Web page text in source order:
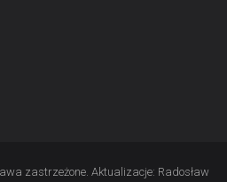
zastrzeżone. Aktualizacje: Radosław